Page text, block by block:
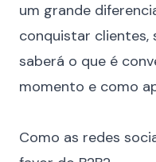
um grande
conquistar clientes,
saberá o que é
momento e como
Como as redes